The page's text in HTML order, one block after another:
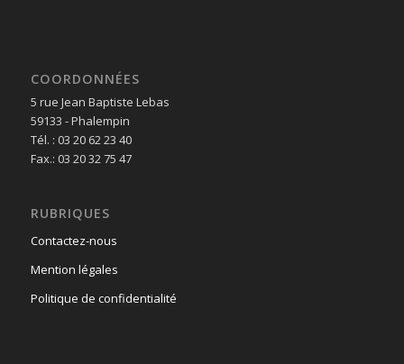
COORDONNÉES
5 rue Jean Baptiste Lebas
59133 - Phalempin
Tél. : 03 20 62 23 40
Fax.: 03 20 32 75 47
RUBRIQUES
Contactez-nous
Mention légales
Politique de confidentialité